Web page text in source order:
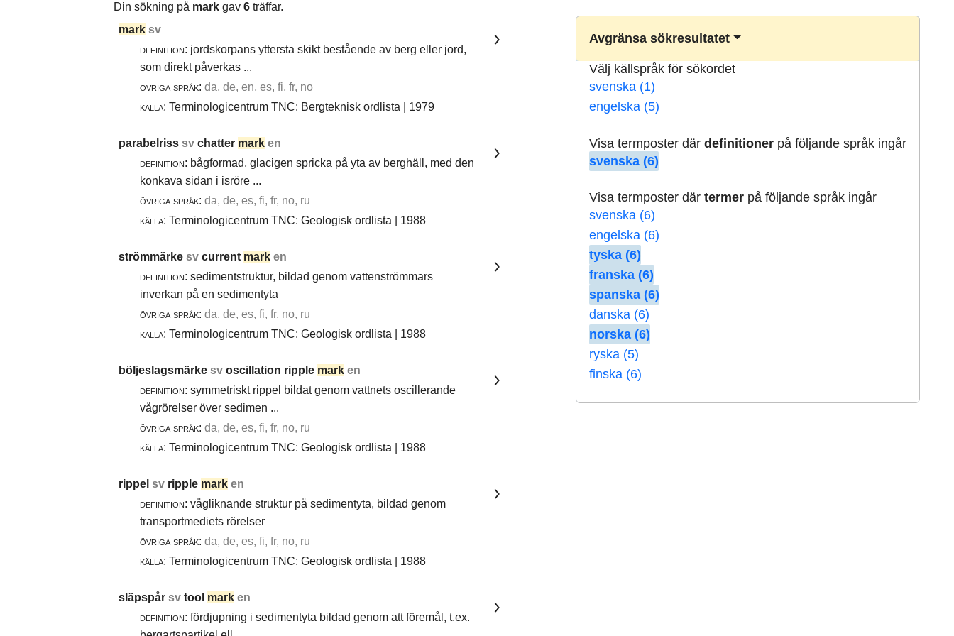
Din sökning på mark gav 6 träffar.
Avgränsa sökresultatet
Välj källspråk för sökordet
svenska (1)
engelska (5)
Visa termposter därdefinitioner på följande språk ingår
svenska (6)
Visa termposter därtermer på följande språk ingår
svenska (6)
engelska (6)
tyska (6)
franska (6)
spanska (6)
danska (6)
norska (6)
ryska (5)
finska (6)
mark sv
definition: jordskorpans yttersta skikt bestående av berg eller jord,
som direkt påverkas ...
övriga språk: da, de, en, es, fi, fr, no
källa: Terminologicentrum TNC: Bergteknisk ordlista | 1979
parabelriss sv chatter mark en
definition: bågformad, glacigen spricka på yta av berghäll, med den
konkava sidan i isröre ...
övriga språk: da, de, es, fi, fr, no, ru
källa: Terminologicentrum TNC: Geologisk ordlista | 1988
strömmärke sv current mark en
definition: sedimentstruktur, bildad genom vattenströmmars
inverkan på en sedimentyta
övriga språk: da, de, es, fi, fr, no, ru
källa: Terminologicentrum TNC: Geologisk ordlista | 1988
böljeslagsmärke sv oscillation ripple mark en
definition: symmetriskt rippel bildat genom vattnets oscillerande
vågrörelser över sedimen ...
övriga språk: da, de, es, fi, fr, no, ru
källa: Terminologicentrum TNC: Geologisk ordlista | 1988
rippel sv ripple mark en
definition: vågliknande struktur på sedimentyta, bildad genom
transportmediets rörelser
övriga språk: da, de, es, fi, fr, no, ru
källa: Terminologicentrum TNC: Geologisk ordlista | 1988
släpspår sv tool mark en
definition: fördjupning i sedimentyta bildad genom att föremål, t.ex.